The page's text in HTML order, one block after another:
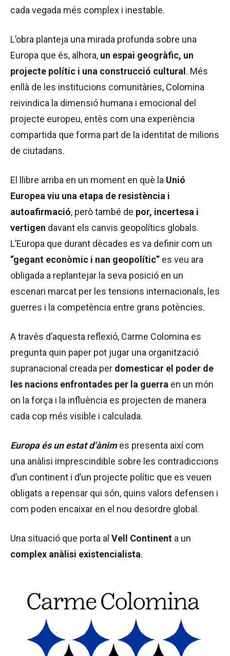
cada vegada més complex i inestable.
L’obra planteja una mirada profunda sobre una
Europa que és, alhora, un espai geogràfic, un
projecte polític i una construcció cultural. Més
enllà de les institucions comunitàries, Colomina
reivindica la dimensió humana i emocional del
projecte europeu, entès com una experiència
compartida que forma part de la identitat de milions
de ciutadans.
El llibre arriba en un moment en què la Unió
Europea viu una etapa de resistència i
autoafirmació, però també de por, incertesa i
vertigen davant els canvis geopolítics globals.
L’Europa que durant dècades es va definir com un
“gegant econòmic i nan geopolític” es veu ara
obligada a replantejar la seva posició en un
escenari marcat per les tensions internacionals, les
guerres i la competència entre grans potències.
A través d’aquesta reflexió, Carme Colomina es
pregunta quin paper pot jugar una organització
supranacional creada per domesticar el poder de
les nacions enfrontades per la guerra en un món
on la força i la influència es projecten de manera
cada cop més visible i calculada.
Europa és un estat d’ànimes presenta així com
una anàlisi imprescindible sobre les contradiccions
d’un continent i d’un projecte polític que es veuen
obligats a repensar qui són, quins valors defensen i
com poden encaixar en el nou desordre global.
Una situació que porta al Vell Continent a un
complex anàlisi existencialista.